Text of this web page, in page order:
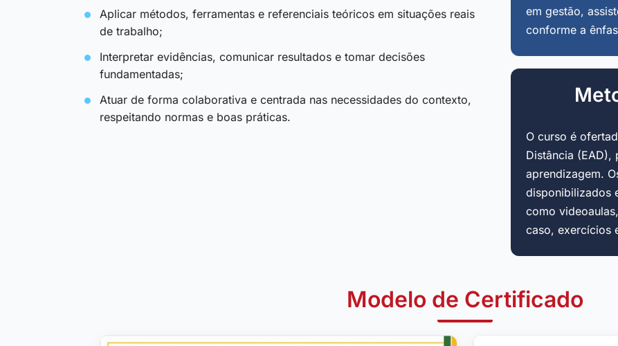
Aplicar métodos, ferramentas e referenciais teóricos em situações reais
de trabalho;
Interpretar evidências, comunicar resultados e tomar decisões
fundamentadas;
Atuar de forma colaborativa e centrada nas necessidades do contexto,
respeitando normas e boas práticas.
em gestão,
conforme a
O curso é
Distância (EAD),
aprendizagem.
disponibilizados
como
caso, exercícios
Modelo de Certificado